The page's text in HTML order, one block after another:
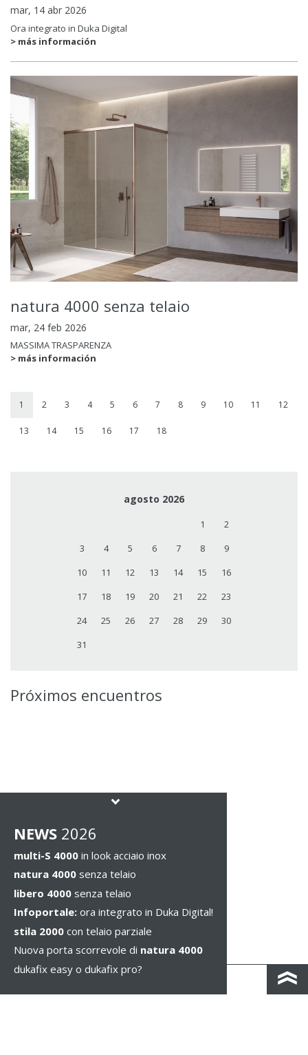
mar, 14 abr 2026
Ora integrato in Duka Digital
> más información
natura 4000 senza telaio
mar, 24 feb 2026
MASSIMA TRASPARENZA
> más información
1 2 3 4 5 6 7 8 9 10 11 12
13 14 15 16 17 18
agosto 2026
1
2
3
4 5 6 7 8
9
10
11 12 13 14 15
16
17
18 19 20 21 22
23
24
25 26 27 28 29
30
31
Próximos encuentros
NEWS 2026
multi-S 4000 in look acciaio inox
natura 4000 senza telaio
libero 4000 senza telaio
Infoportale: ora integrato in Duka Digital!
stila 2000 con telaio parziale
Nuova porta scorrevole di natura 4000
dukafix easy o dukafix pro?